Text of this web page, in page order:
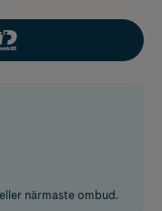
närmaste ombud.